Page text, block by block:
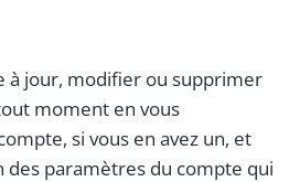
à jour, modifier ou supprimer
moment en vous
si vous en avez un, et
des paramètres du compte qui